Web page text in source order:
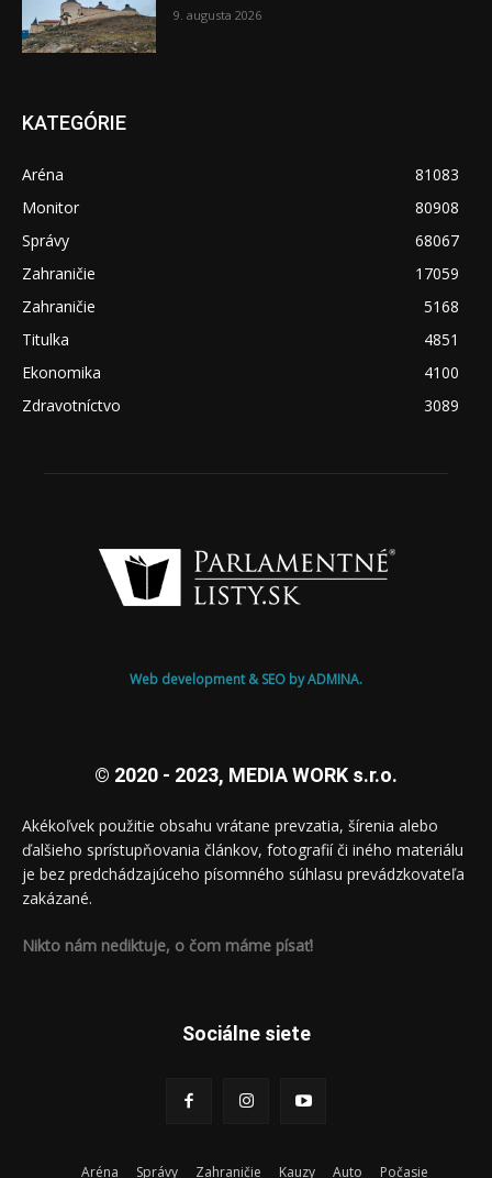
9. augusta 2026
KATEGÓRIE
Aréna
81083
Monitor
80908
Správy
68067
Zahraničie
17059
Zahraničie
5168
Titulka
4851
Ekonomika
4100
Zdravotníctvo
3089
Web development & SEO by ADMINA.
© 2020 - 2023, MEDIA WORK s.r.o.
Akékoľvek použitie obsahu vrátane prevzatia, šírenia alebo
ďalšieho sprístupňovania článkov, fotografií či iného materiálu
je bez predchádzajúceho písomného súhlasu prevádzkovateľa
zakázané.
Nikto nám nediktuje, o čom máme písať!
Sociálne siete
Aréna Správy Zahraničie Kauzy Auto Počasie